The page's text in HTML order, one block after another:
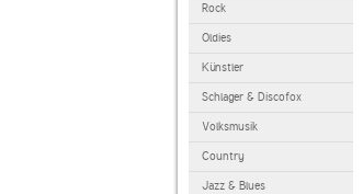
Rock
Oldies
Künstler
Schlager & Discofox
Volksmusik
Country
Jazz & Blues